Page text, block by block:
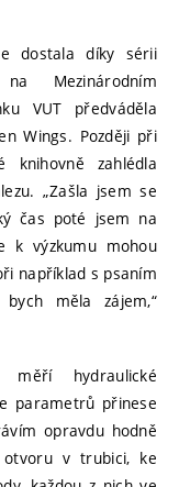
dostala díky sérii
Mezinárodním
VUT předváděla
Wings. Později při
knihovně zahlédla
„Zašla jsem se
čas poté jsem na
k výzkumu mohou
například s psaním
měla zájem,“
měří hydraulické
parametrů přinese
opravdu hodně
otvoru v trubici, ke